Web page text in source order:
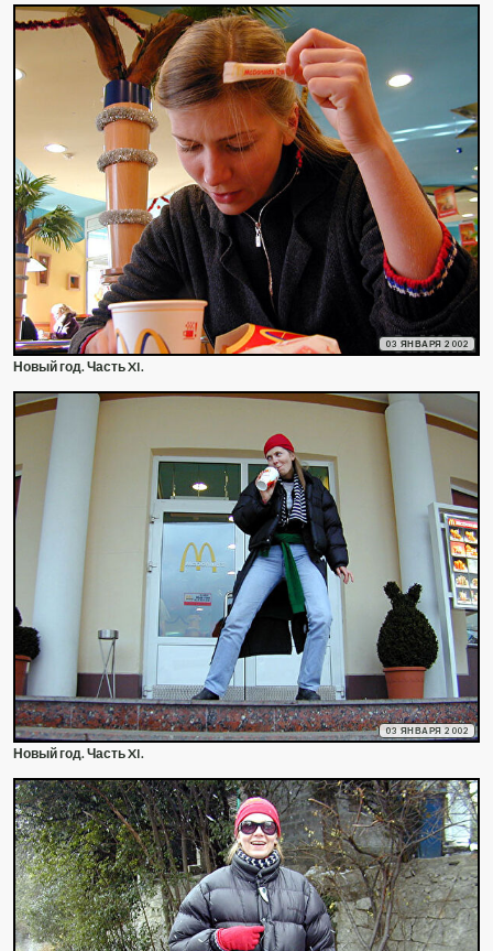
03 ЯНВАРЯ 2002
Новый год. Часть XI.
03 ЯНВАРЯ 2002
Новый год. Часть XI.